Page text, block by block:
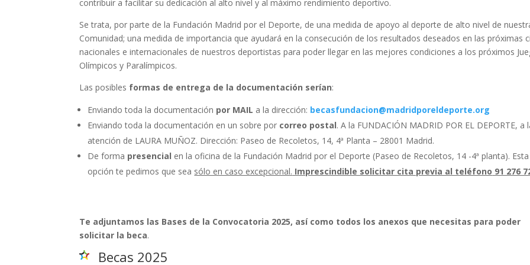
contribuir a facilitar su dedicación al alto nivel y al máximo rendimiento deportivo.
Se trata, por parte de la Fundación Madrid por el Deporte, de una medida de apoyo al deporte de alto nivel de
Comunidad; una medida de importancia que ayudará en la consecución de los resultados deseados en las próximas
nacionales e internacionales de nuestros deportistas para poder llegar en las mejores condiciones a los próximos
Olímpicos y Paralímpicos.
Las posibles formas de entrega de la documentación serían:
Enviando toda la documentación por MAIL a la dirección: becasfundacion@madridporeldeporte.org
Enviando toda la documentación en un sobre por correo postal. A la FUNDACIÓN MADRID POR EL DEPORTE, a
atención de LAURA MUÑOZ. Dirección: Paseo de Recoletos, 14, 4ª Planta – 28001 Madrid.
De forma presencial en la oficina de la Fundación Madrid por el Deporte (Paseo de Recoletos, 14 -4ª planta). Esta
opción te pedimos que sea sólo en caso excepcional. Imprescindible solicitar cita previa al teléfono 91 276
Te adjuntamos las Bases de la Convocatoria 2025, así como todos los anexos que necesitas para poder
solicitar la beca.
Becas 2025